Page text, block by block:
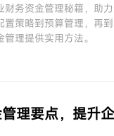
财务资金管理秘籍，助
置策略到预算管理，再
理提供实用方法。